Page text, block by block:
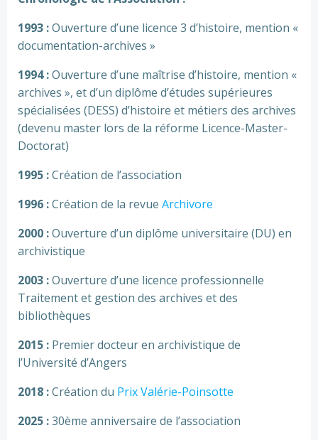
1993 :Ouverture d’une licence 3 d’histoire, mention «
documentation-archives »
1994 :Ouverture d’une maîtrise d’histoire, mention «
archives », et d’un diplôme d’études supérieures
spécialisées (DESS) d’histoire et métiers des archives
(devenu master lors de la réforme Licence-Master-
Doctorat)
1995 :Création de l’association
1996 :Création de la revue Archivore
2000 :Ouverture d’un diplôme universitaire (DU) en
archivistique
2003 :Ouverture d’une licence professionnelle
Traitement et gestion des archives et des
bibliothèques
2015 : Premier docteur en archivistique de
l’Université d’Angers
2018 :Création du Prix Valérie-Poinsotte
2025 :30ème anniversaire de l’association